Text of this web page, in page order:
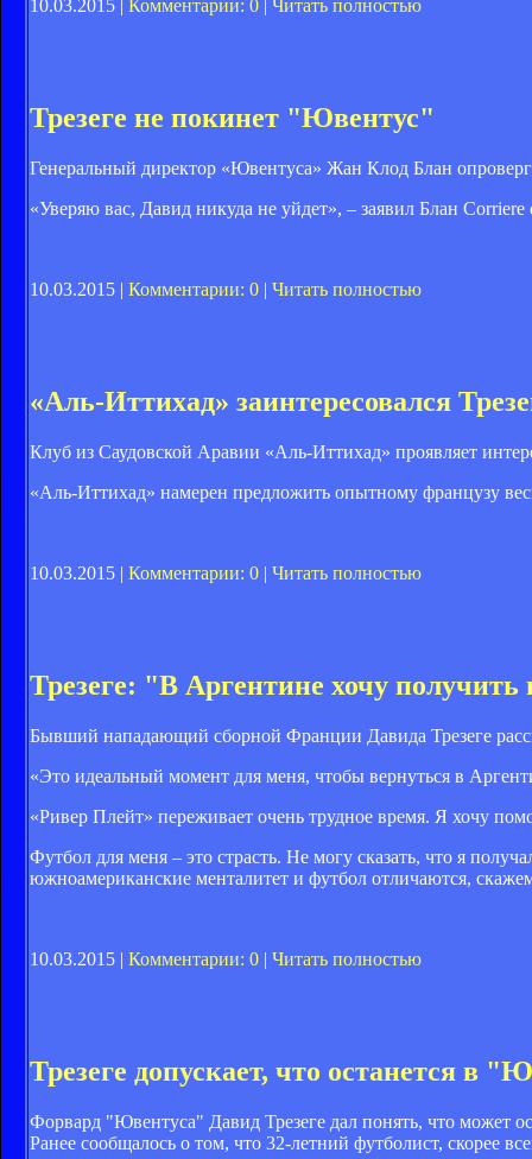
10.03.2015 | Комментарии: 0 Читать полностью
Трезеге не покинет "Ювентус"
Генеральный директор «Ювентуса» Жан Клод Блан
«Уверяю вас, Давид никуда не уйдет», – заявил Блан Corriere
10.03.2015 | Комментарии: 0 | Читать полностью
«Аль-Иттихад» заинтересовался
Клуб из Саудовской Аравии «Аль-Иттихад» проявляет
«Аль-Иттихад» намерен предложить опытному французу
10.03.2015 | Комментарии: 0 | Читать полностью
Трезеге: "В Аргентине хочу
Бывший нападающий сборной Франции Давида Трезеге
«Это идеальный момент для меня, чтобы вернуться в
«Ривер Плейт» переживает очень трудное время. Я хочу
Футбол для меня – это страсть. Не могу сказать, что я
южноамериканские менталитет и футбол отличаются,
10.03.2015 | Комментарии: 0 | Читать полностью
Трезеге допускает, что останется в
Форвард "Ювентуса" Давид Трезеге дал понять, что может
Ранее сообщалось о том, что 32-летний футболист, скорее